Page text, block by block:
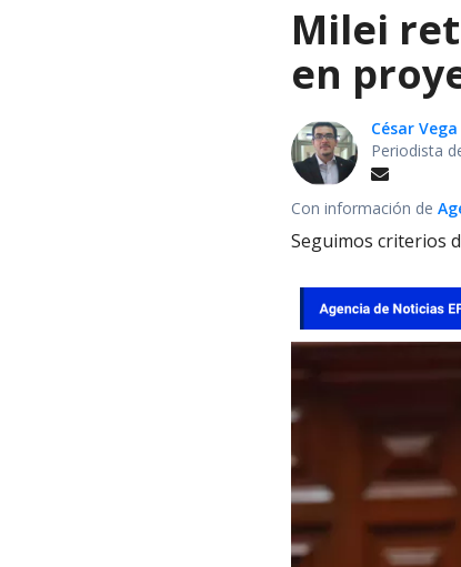
Milei
en
César
Periodista
Con información de
Seguimos criterios